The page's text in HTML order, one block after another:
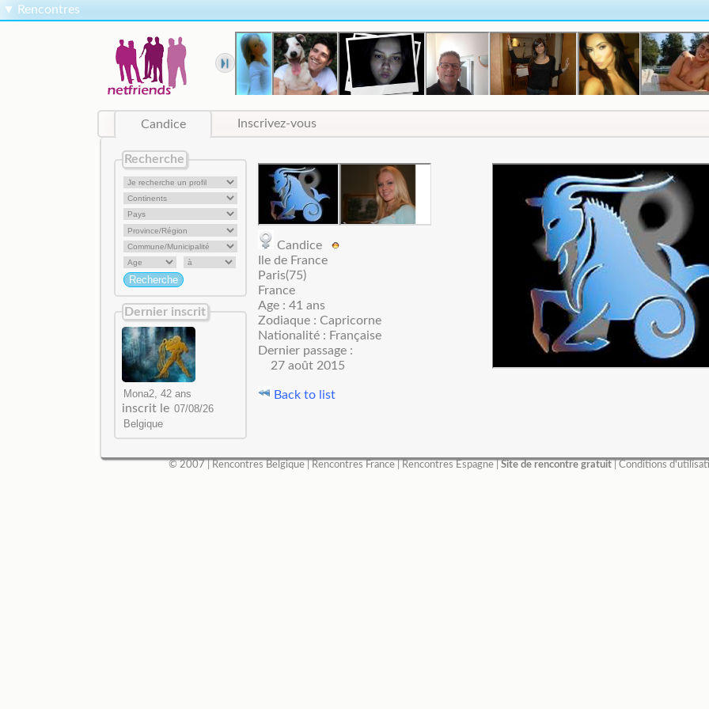
▼ Rencontres
Candice Inscrivez-vous
Recherche
Dernier inscrit
inscrit le
Candice
Ile de France
Paris(75)
France
Age : 41 ans
Zodiaque : Capricorne
Nationalité : Française
Dernier passage :
27 août 2015
Back to list
© 2007 | Rencontres Belgique| Rencontres France| Rencontres Espagne| Site de rencontre gratuit| Conditions